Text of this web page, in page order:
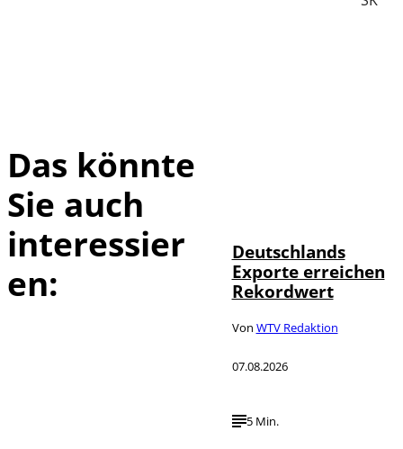
Das könnte
Sie auch
interessier
en:
Deutschlands
Exporte erreichen
Rekordwert
Von WTV Redaktion
07.08.2026
5 Min.